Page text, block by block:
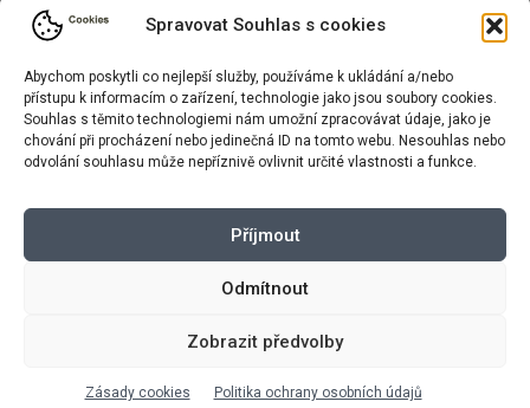
Spravovat Souhlas s cookies
Abychom poskytli co nejlepší služby, používáme k ukládání a/nebo
přístupu k informacím o zařízení, technologie jako jsou soubory cookies.
Souhlas s těmito technologiemi nám umožní zpracovávat údaje, jako je
chování při procházení nebo jedinečná ID na tomto webu. Nesouhlas nebo
odvolání souhlasu může nepříznivě ovlivnit určité vlastnosti a funkce.
Příjmout
Odmítnout
Zobrazit předvolby
Zásady cookies Politika ochrany osobních údajů
Sobota: 9:00 - 17:00*
Neděle:
* Říjen, listopad a prosinec
OTEVŘENO POUZE
PO/ST/PÁ